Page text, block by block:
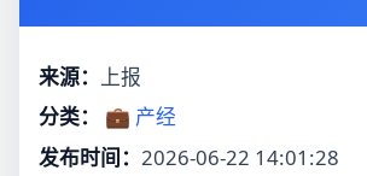
来源： 上报
分类：
💼 产经
发布时间： 2026-06-22 14:01:28